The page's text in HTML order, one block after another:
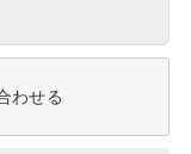
わせる